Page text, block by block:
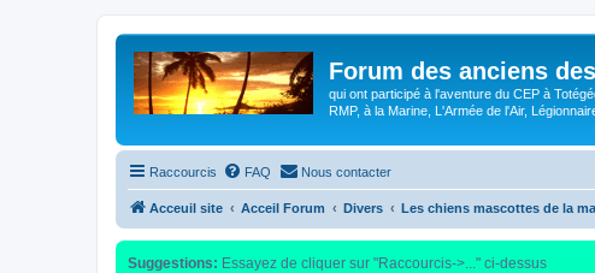
Forum des anciens
qui ont participé à l'aventure du CEP à
RMP, à la Marine, L'Armée de l'Air,
Raccourcis FAQ Nous contacter
Acceuil site Acceil Forum Divers Les chiens mascottes de la
Suggestions: Essayez de cliquer sur "Raccourcis->..." ci-dessus